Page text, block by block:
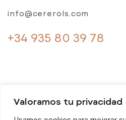
Valoramos tu privacidad
info@cererols.com
+34 935 80 39 78